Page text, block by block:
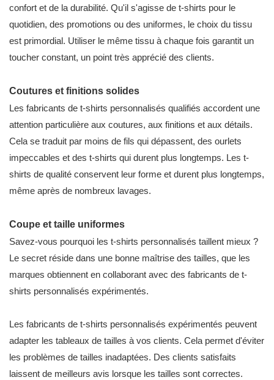
confort et de la durabilité. Qu'il s'agisse de t-shirts pour le
quotidien, des promotions ou des uniformes, le choix du tissu
est primordial. Utiliser le même tissu à chaque fois garantit un
toucher constant, un point très apprécié des clients.
Coutures et finitions solides
Les fabricants de t-shirts personnalisés qualifiés accordent une
attention particulière aux coutures, aux finitions et aux détails.
Cela se traduit par moins de fils qui dépassent, des ourlets
impeccables et des t-shirts qui durent plus longtemps. Les t-
shirts de qualité conservent leur forme et durent plus longtemps,
même après de nombreux lavages.
Coupe et taille uniformes
Savez-vous pourquoi les t-shirts personnalisés taillent mieux ?
Le secret réside dans une bonne maîtrise des tailles, que les
marques obtiennent en collaborant avec des fabricants de t-
shirts personnalisés expérimentés.
Les fabricants de t-shirts personnalisés expérimentés peuvent
adapter les tableaux de tailles à vos clients. Cela permet d'éviter
les problèmes de tailles inadaptées. Des clients satisfaits
laissent de meilleurs avis lorsque les tailles sont correctes.